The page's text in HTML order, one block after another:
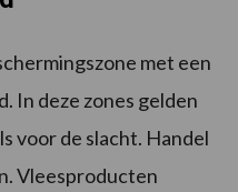
met een
In deze zones gelden
voor de slacht. Handel
Vleesproducten